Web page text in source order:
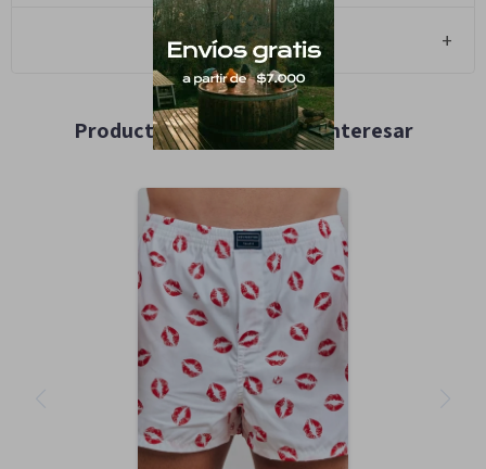
Cambios y Devoluciones
Productos que te pueden interesar